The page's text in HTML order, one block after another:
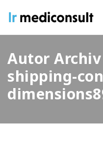
Autor
shipping-